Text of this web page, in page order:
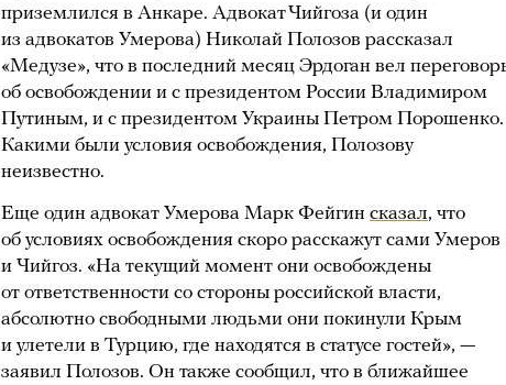
приземлился в Анкаре. Адвокат Чийгоза (и один
из адвокатов Умерова) Николай Полозов рассказал
«Медузе», что в последний месяц Эрдоган вел
об освобождении и с президентом России Владимиром
Путиным, и с президентом Украины Петром Порошенко.
Какими были условия освобождения, Полозову
неизвестно.
Еще один адвокат Умерова Марк Фейгин сказал, что
об условиях освобождения скоро расскажут сами Умеров
и Чийгоз. «На текущий момент они освобождены
от ответственности со стороны российской власти,
абсолютно свободными людьми они покинули Крым
и улетели в Турцию, где находятся в статусе гостей», —
заявил Полозов. Он также сообщил, что в ближайшее